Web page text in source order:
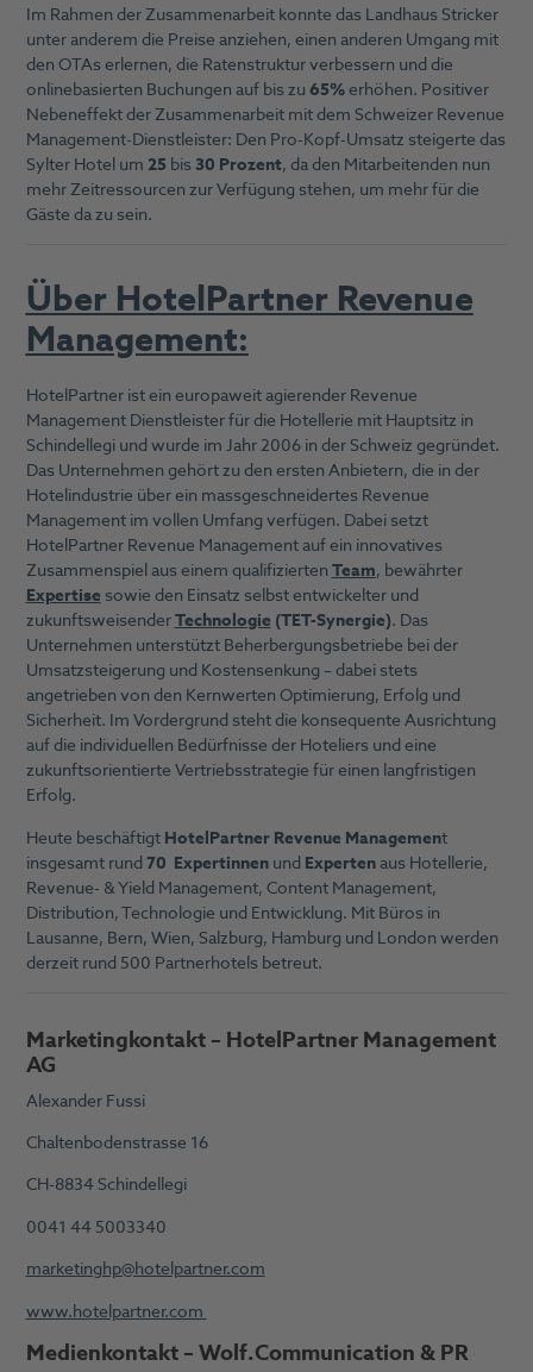
Im Rahmen der Zusammenarbeit konnte das Landhaus Stricker
unter anderem die Preise anziehen, einen anderen Umgang mit
den OTAs erlernen, die Ratenstruktur verbessern und die
onlinebasierten Buchungen auf bis zu65%erhöhen. Positiver
Nebeneffekt der Zusammenarbeit mit dem Schweizer Revenue
Management-Dienstleister: Den Pro-Kopf-Umsatz steigerte das
Sylter Hotel um25bis 30 Prozent, da den Mitarbeitenden nun
mehr Zeitressourcen zur Verfügung stehen, um mehr für die
Gäste da zu sein.
Über HotelPartner Revenue
Management:
HotelPartner ist ein europaweit agierender Revenue
Management Dienstleister für die Hotellerie mit Hauptsitz in
Schindellegi und wurde im Jahr 2006 in der Schweiz gegründet.
Das Unternehmen gehört zu den ersten Anbietern, die in der
Hotelindustrie über ein massgeschneidertes Revenue
Management im vollen Umfang verfügen. Dabei setzt
HotelPartner Revenue Management auf ein innovatives
Zusammenspiel aus einem qualifiziertenTeam, bewährter
Expertise sowie den Einsatz selbst entwickelter und
zukunftsweisenderTechnologie (TET-Synergie). Das
Unternehmen unterstützt Beherbergungsbetriebe bei der
Umsatzsteigerung und Kostensenkung – dabei stets
angetrieben von den Kernwerten Optimierung, Erfolg und
Sicherheit. Im Vordergrund steht die konsequente Ausrichtung
auf die individuellen Bedürfnisse der Hoteliers und eine
zukunftsorientierte Vertriebsstrategie für einen langfristigen
Erfolg.
Heute beschäftigtHotelPartner Revenue Management
insgesamt rund70 Expertinnenund Expertenaus Hotellerie,
Revenue- & Yield Management, Content Management,
Distribution, Technologie und Entwicklung. Mit Büros in
Lausanne, Bern, Wien, Salzburg, Hamburg und London werden
derzeit rund 500 Partnerhotels betreut.
Marketingkontakt – HotelPartner Management
AG
Alexander Fussi
Chaltenbodenstrasse 16
CH-8834 Schindellegi
0041 44 5003340
marketinghp@hotelpartner.com
www.hotelpartner.com
Medienkontakt– Wolf.Communication & PR